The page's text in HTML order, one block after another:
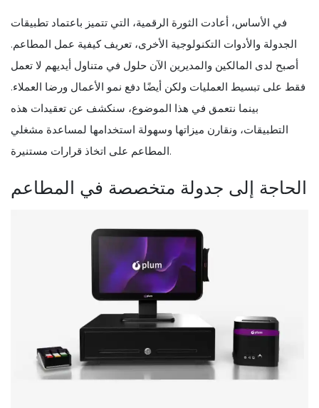
في الأساس، أعادت الثورة الرقمية، التي تتميز باعتماد تطبيقات
الجدولة والأدوات التكنولوجية الأخرى، تعريف كيفية عمل المطاعم.
أصبح لدى المالكين والمديرين الآن حلول في متناول أيديهم لا تعمل
فقط على تبسيط العمليات ولكن أيضًا دفع نمو الأعمال ورضا العملاء.
بينما نتعمق في هذا الموضوع، سنكشف عن تعقيدات هذه
التطبيقات، ونقارن ميزاتها وسهولة استخدامها لمساعدة مشغلي
المطاعم على اتخاذ قرارات مستنيرة.
الحاجة إلى جدولة متخصصة في المطاعم